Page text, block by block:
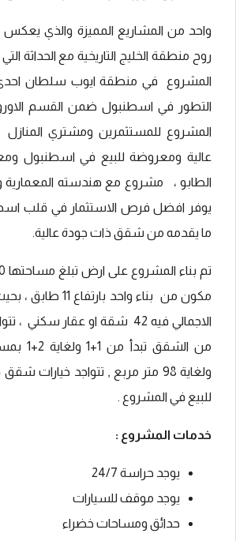
واحد من المشاريع المميزة والذي
روح منطقة الخليج التاريخية مع الحداثة
المشروع
في منطقة ايوب سلطان
التطور في اسطنبول ضمن القسم
المشروع للمستثمرين ومشتري
عالية ومعروضة للبيع في اسطنبول
الطابو ، مشروع مع هندسته المعمارية
يوفر افضل فرص الاستثمار في قلب
ما يقدمه من شقق ذات جودة عالية.
مكون من بناء واحد
الاجمالي فيه 42 شقة او عقار سكني
ولغاية 98 متر مربع , تتواجد
للبيع في المشروع .
خدمات المشروع :
يوجد حراسة 24/7
يوجد موقف للسيارات
حدائق ومساحات خضراء